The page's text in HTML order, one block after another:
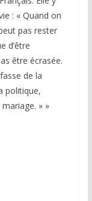
: « Quand on
pas rester
d’être
être écrasée.
de la
politique,
» »